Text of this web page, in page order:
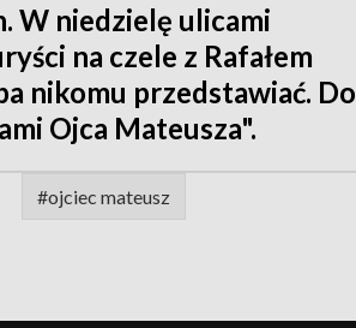
W niedzielę ulicami
na czele z Rafałem
nikomu przedstawiać. Do
Ojca Mateusza".
#ojciec mateusz